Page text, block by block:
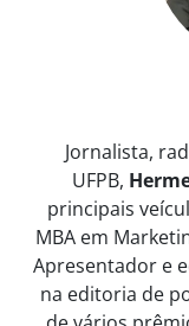
Jornalista,
UFPB,
principais
MBA em
Apresentador e
na editoria de